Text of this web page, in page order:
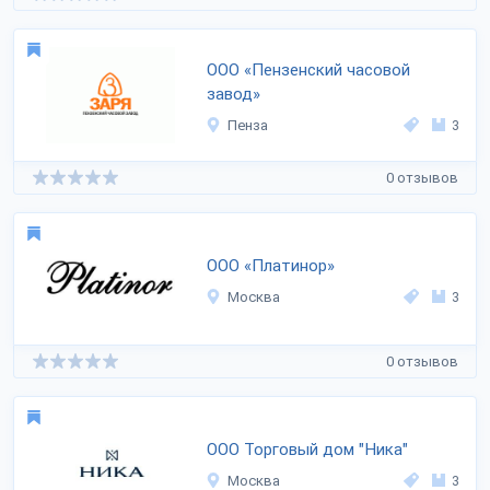
ООО «Пензенский часовой
завод»
Пенза 3
0 отзывов
ООО «Платинор»
Москва 3
0 отзывов
ООО Торговый дом "Ника"
Москва 3